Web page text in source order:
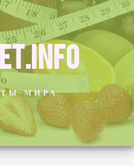
МИРА